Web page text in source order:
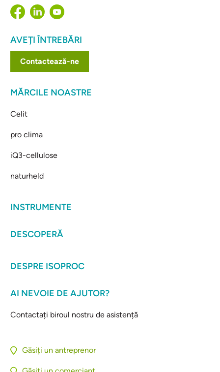
AVEȚI ÎNTREBĂRI
Contactează-ne
MĂRCILE NOASTRE
Celit
pro clima
iQ3-cellulose
naturheld
INSTRUMENTE
DESCOPERĂ
DESPRE ISOPROC
AI NEVOIE DE AJUTOR?
Contactați biroul nostru de asistență
Găsiți un antreprenor